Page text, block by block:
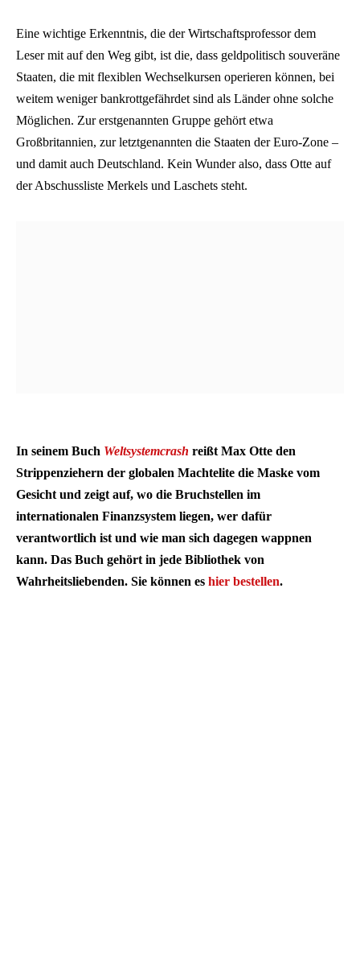
Eine wichtige Erkenntnis, die der Wirtschaftsprofessor dem
Leser mit auf den Weg gibt, ist die, dass geldpolitisch souveräne
Staaten, die mit flexiblen Wechselkursen operieren können, bei
weitem weniger bankrottgefährdet sind als Länder ohne solche
Möglichen. Zur erstgenannten Gruppe gehört etwa
Großbritannien, zur letztgenannten die Staaten der Euro-Zone –
und damit auch Deutschland. Kein Wunder also, dass Otte auf
der Abschussliste Merkels und Laschets steht.
In seinem Buch Weltsystemcrash reißt Max Otte den
Strippenziehern der globalen Machtelite die Maske vom
Gesicht und zeigt auf, wo die Bruchstellen im
internationalen Finanzsystem liegen, wer dafür
verantwortlich ist und wie man sich dagegen wappnen
kann. Das Buch gehört in jede Bibliothek von
Wahrheitsliebenden. Sie können es hier bestellen.